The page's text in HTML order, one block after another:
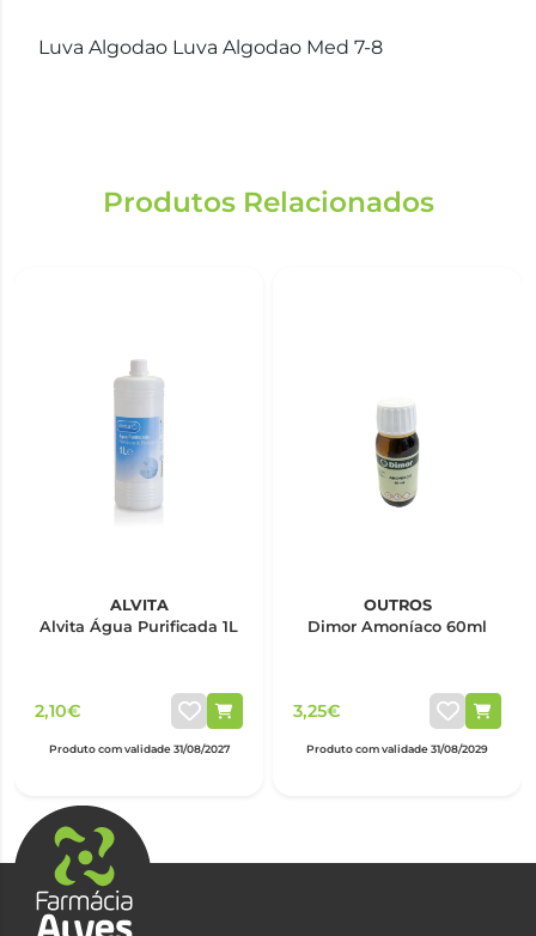
Luva Algodao Luva Algodao Med 7-8
Produtos Relacionados
ALVITA
Alvita Água Purificada 1L
2,10€
Produto com validade 31/08/2027
OUTROS
Dimor Amoníaco 60ml
3,25€
Produto com validade 31/08/2029